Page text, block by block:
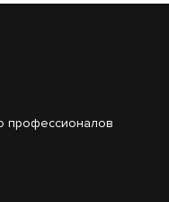
профессионалов